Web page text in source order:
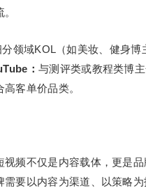
领域KOL（如美妆、健身博
： 与测评类或教程类博
客单价品类。
视频不仅是内容载体，更是品
要以内容为渠道、以策略为